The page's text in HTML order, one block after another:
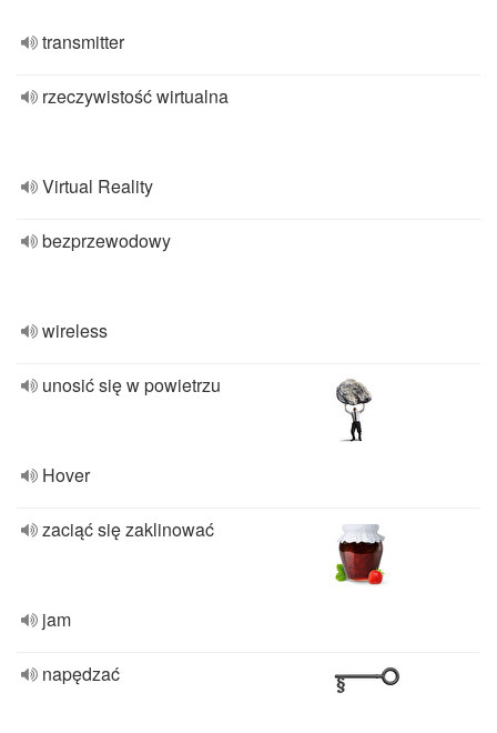
transmitter
rzeczywistość wirtualna
Virtual Reality
bezprzewodowy
wireless
unosić się w powietrzu
Hover
zaciąć się zaklinować
jam
napędzać